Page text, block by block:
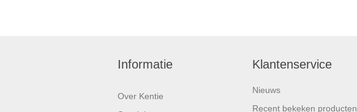
Informatie
Over Kentie
Klantenservice
Nieuws
Recent bekeken producten